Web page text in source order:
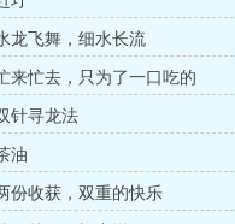
龙飞舞，细水长流
来忙去，只为了一口吃的
针寻龙法
油
份收获，双重的快乐